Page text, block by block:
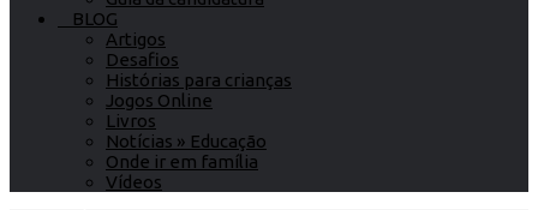
BLOG
Artigos
Desafios
Histórias para crianças
Jogos Online
Livros
Notícias » Educação
Onde ir em família
Vídeos